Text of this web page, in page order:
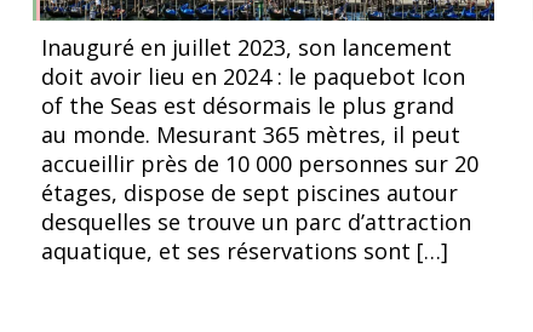
Inauguré en juillet 2023, son lancement
doit avoir lieu en 2024 : le paquebot Icon
of the Seas est désormais le plus grand
au monde. Mesurant 365 mètres, il peut
accueillir près de 10 000 personnes sur 20
étages, dispose de sept piscines autour
desquelles se trouve un parc d’attraction
aquatique, et ses réservations sont […]